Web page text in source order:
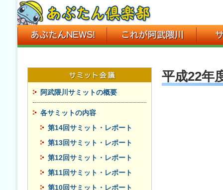
阿武隈川サミットの概要
各サミットの内容
第14回サミット・レポート
第13回サミット・レポート
第12回サミット・レポート
第11回サミット・レポート
第10回サミット・レポート
平成22年